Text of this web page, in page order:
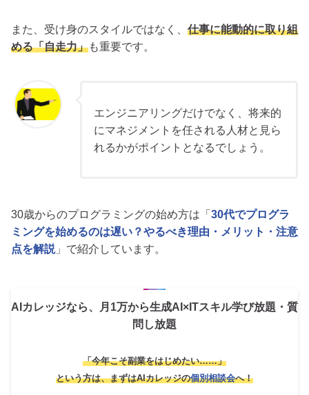
また、受け身のスタイルではなく、 仕事に能動的に取り組
める「自走力」も重要です。
エンジニアリングだけでなく、将来的
にマネジメントを任される人材と見ら
れるかがポイントとなるでしょう。
30歳からのプログラミングの始め方は「 30代でプログラ
ミングを始めるのは遅い？やるべき理由・メリット・注意
点を解説」で紹介しています。
AIカレッジなら、月1万から生成AI×ITスキル学び放題・質
問し放題
「今年こそ副業をはじめたい……」
という方は、まずはAIカレッジの個別相談会へ！